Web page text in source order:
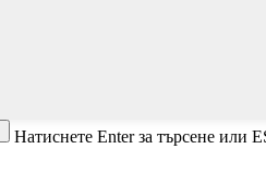
Натиснете Enter за търсене или